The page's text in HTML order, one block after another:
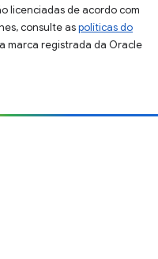
licenciadas de acordo com
consulte aspolíticas do
marca registrada da Oracle